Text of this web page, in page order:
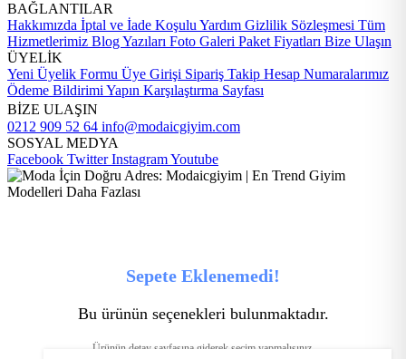
BAĞLANTILAR
Hakkımızda İptal ve İade Koşulu Yardım Gizlilik Sözleşmesi Tüm
Hizmetlerimiz Blog Yazıları Foto Galeri Paket Fiyatları Bize Ulaşın
ÜYELİK
Yeni Üyelik Formu Üye Girişi Sipariş Takip Hesap Numaralarımız
Ödeme Bildirimi Yapın Karşılaştırma Sayfası
BİZE ULAŞIN
0212 909 52 64 info@modaicgiyim.com
SOSYAL MEDYA
Facebook TwitterInstagramYoutube
Sepete Eklenemedi!
Bu ürünün seçenekleri bulunmaktadır.
Ürünün detay sayfasına giderek seçim yapmalısınız.